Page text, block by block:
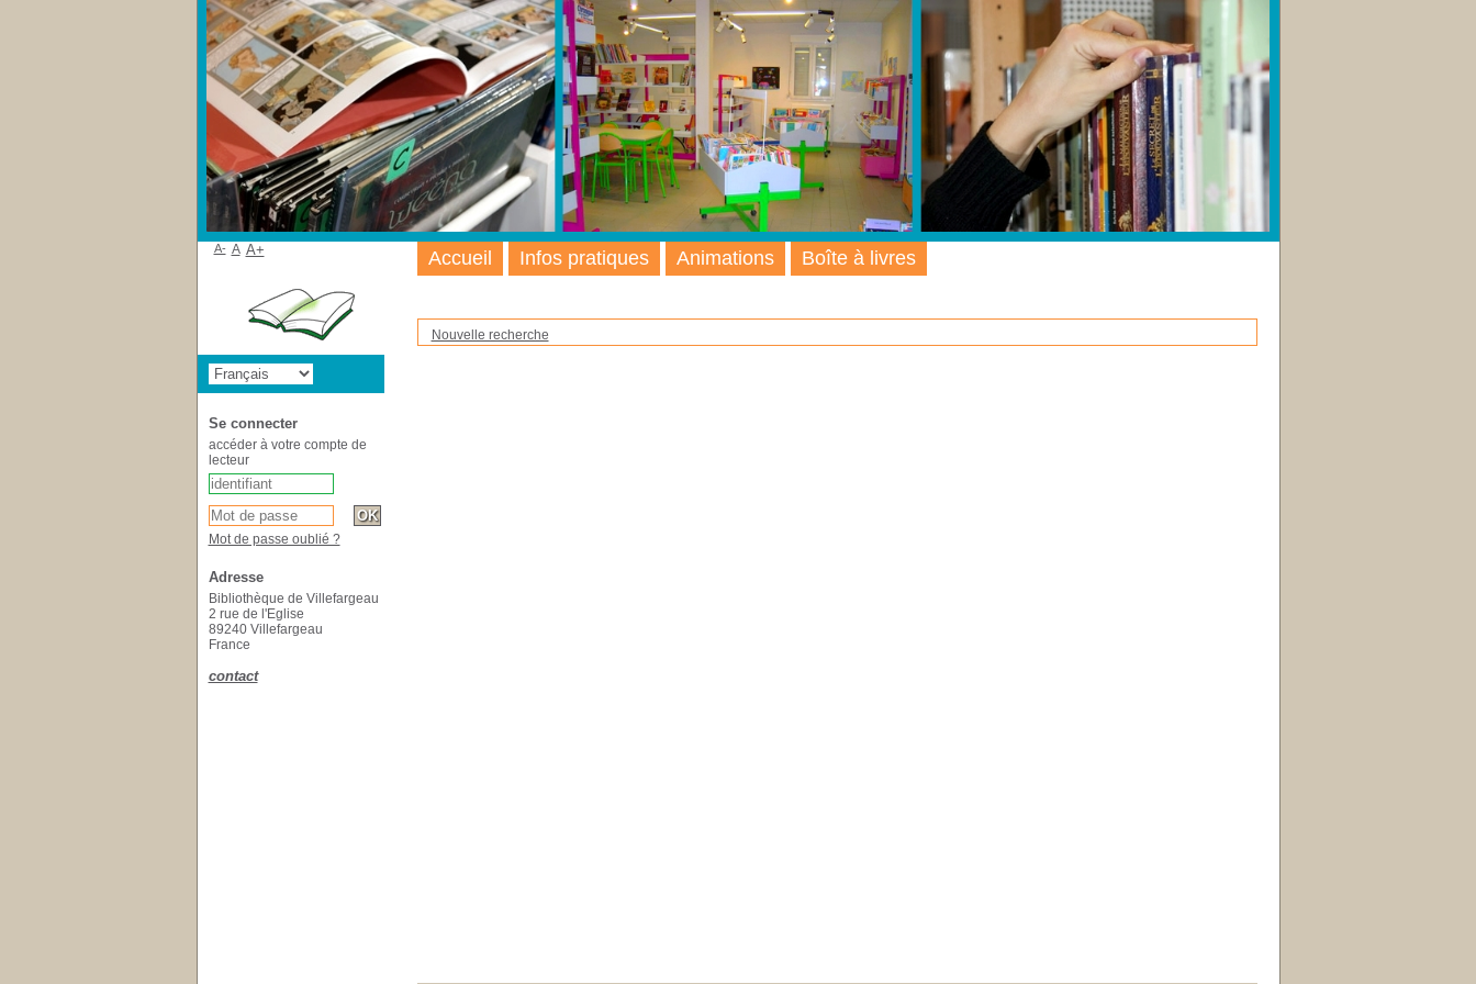
Nouvelle recherche
Accueil Infos pratiques Animations Boîte à livres
A- A A+
Se connecter
accéder à votre compte de
lecteur
Mot de passe oublié ?
Adresse
Bibliothèque de Villefargeau
2 rue de l'Eglise
89240 Villefargeau
France
contact